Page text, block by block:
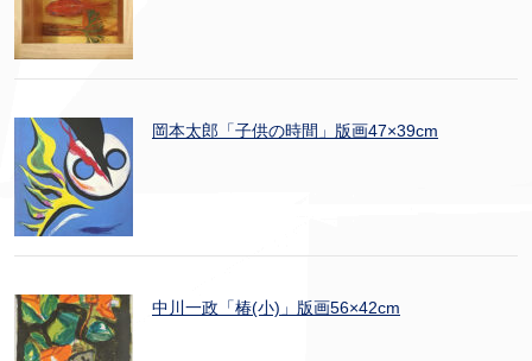
岡本太郎「子供の時間」版画47×39cm
中川一政「椿(小)」版画56×42cm